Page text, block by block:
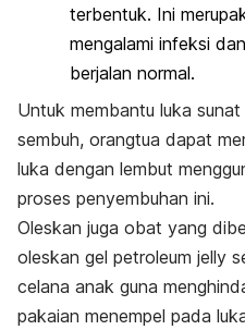
terbentuk. Ini
mengalami infeksi
berjalan normal.
Untuk membantu luka
sembuh, orangtua dapat
luka dengan lembut
proses penyembuhan ini.
Oleskan juga obat yang
oleskan gel petroleum jelly
celana anak guna
pakaian menempel pada